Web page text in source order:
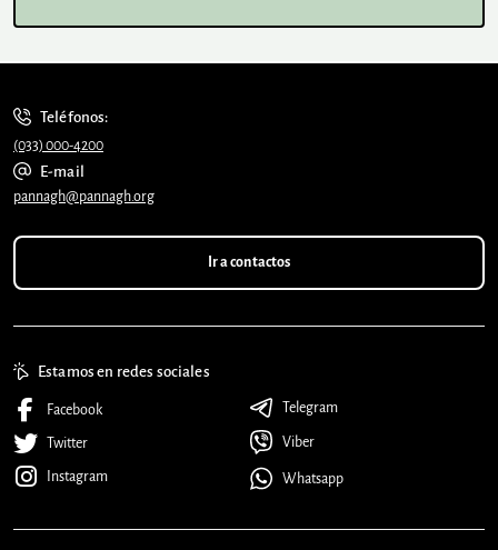
Teléfonos:
(033) 000-4200
E-mail
pannagh@pannagh.org
Ir a contactos
Estamos en redes sociales
Facebook
Twitter
Instagram
Telegram
Viber
Whatsapp